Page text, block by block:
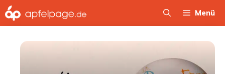
Zum
Inhalt
Menü